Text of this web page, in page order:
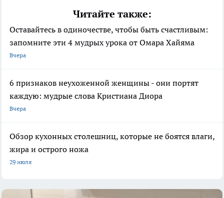
Читайте также:
Оставайтесь в одиночестве, чтобы быть счастливым:
запомните эти 4 мудрых урока от Омара Хайяма
Вчера
6 признаков неухоженной женщины - они портят
каждую: мудрые слова Кристиана Диора
Вчера
Обзор кухонных столешниц, которые не боятся влаги,
жира и острого ножа
29 июля